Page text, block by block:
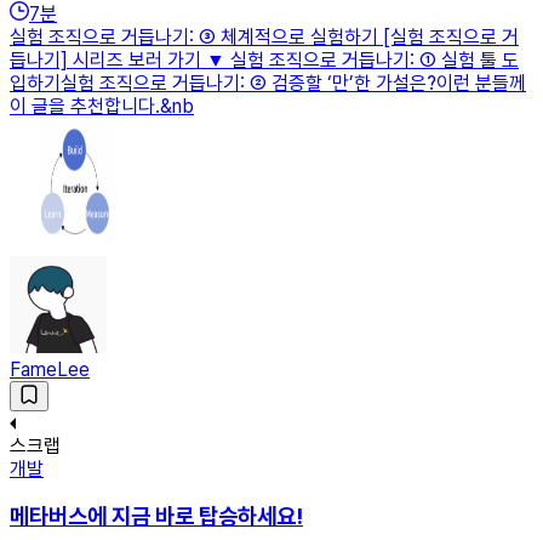
7분
실험 조직으로 거듭나기: ③ 체계적으로 실험하기 [실험 조직으로 거
듭나기] 시리즈 보러 가기 ▼ 실험 조직으로 거듭나기: ① 실험 툴 도
입하기실험 조직으로 거듭나기: ② 검증할 ‘만’한 가설은?이런 분들께
이 글을 추천합니다.&nb
FameLee
스크랩
개발
메타버스에 지금 바로 탑승하세요!